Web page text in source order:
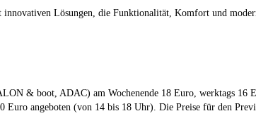
Lösungen, die Funktionalität, Komfort und
& boot, ADAC) am Wochenende 18 Euro, werktags 16
angeboten (von 14 bis 18 Uhr). Die Preise für den